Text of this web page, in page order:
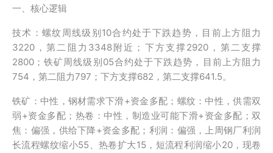
一、核心逻辑
技术：螺纹周线级别10合约处于下跌趋势，目前上方阻力
3220，第二阻力3348附近；下方支撑2920，第二支撑
2800；铁矿周线级别05合约处于下跌趋势，目前上方阻力
754，第二阻力797；下方支撑682，第二支撑641.5。
铁矿：中性，钢材需求下滑+资金多配；螺纹：中性，供需双
弱+资金多配；热卷：中性，制造业可能下滑+资金多配；双
焦：偏强，供给下降+资金多配；利润：偏强，上周钢厂利润
长流程螺纹缩小55、热卷扩大15，短流程利润缩小20，现卷